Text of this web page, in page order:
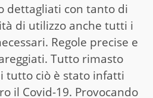
dettagliati con tanto di
di utilizzo anche tutti i
Regole precise e
Tutto rimasto
tutto ciò è stato infatti
il Covid-19. Provocando